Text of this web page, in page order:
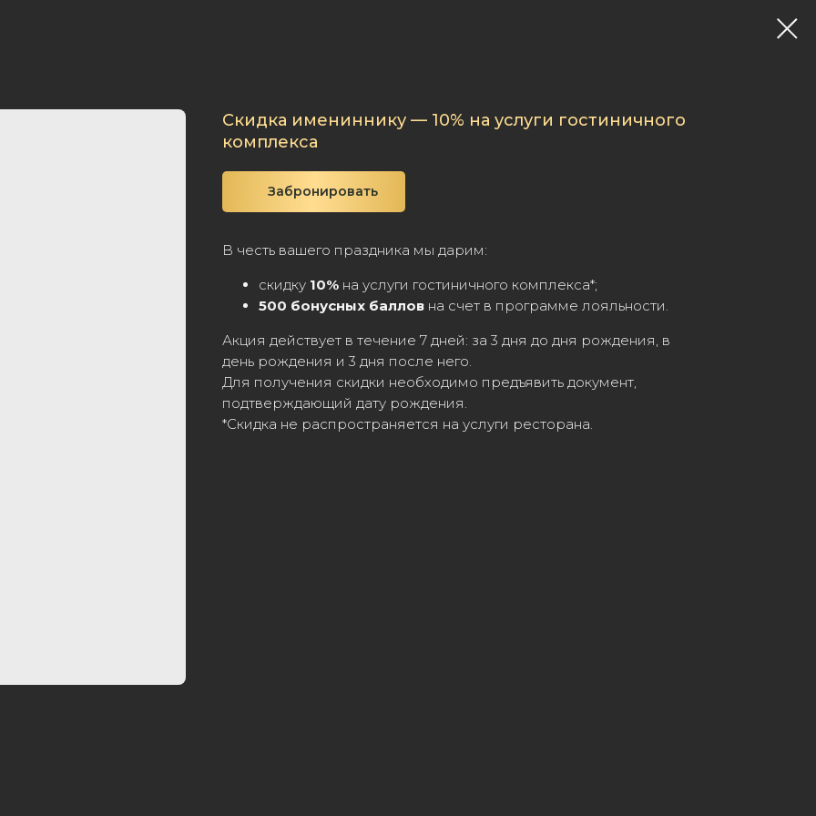
Скидка имениннику — 10% на услуги гостиничного
комплекса
Забронировать
В честь вашего праздника мы дарим:
скидку 10% на услуги гостиничного комплекса*;
500 бонусных баллов на счет в программе лояльности.
Акция действует в течение 7 дней: за 3 дня до дня рождения, в
день рождения и 3 дня после него.
Для получения скидки необходимо предъявить документ,
подтверждающий дату рождения.
*Скидка не распространяется на услуги ресторана.